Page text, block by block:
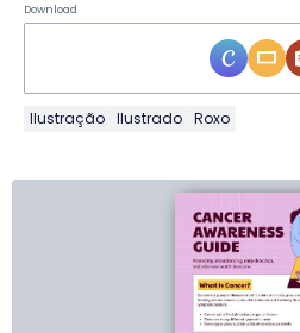
Download
Ilustração Ilustrado Roxo